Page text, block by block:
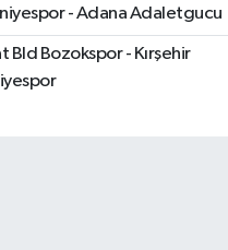
- Adana Adaletgucu
Bld Bozokspor - Kırşehir